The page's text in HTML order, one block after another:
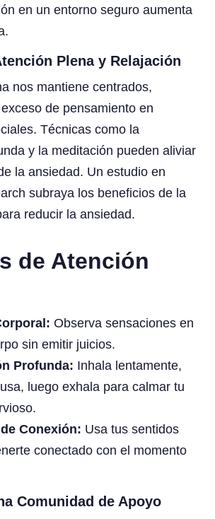
en un entorno seguro aumenta
Plena y Relajación
nos mantiene centrados,
de pensamiento en
Técnicas como la
y la meditación pueden aliviar
la ansiedad. Un estudio en
subraya los beneficios de la
reducir la ansiedad.
de Atención
Observa sensaciones en
sin emitir juicios.
Profunda: Inhala lentamente,
luego exhala para calmar tu
Conexión: Usa tus sentidos
conectado con el momento
Comunidad de Apoyo